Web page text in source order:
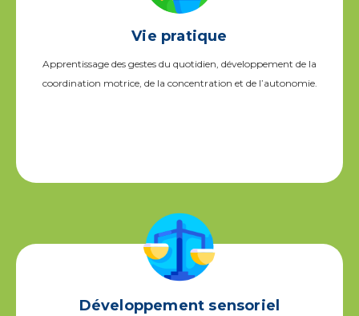
Vie pratique
Apprentissage des gestes du quotidien, développement de la
coordination motrice, de la concentration et de l’autonomie.
Développement sensoriel